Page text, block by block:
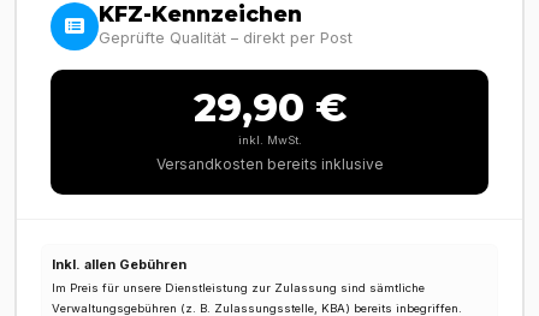
KFZ-Kennzeichen
Geprüfte Qualität – direkt per Post
29,90 €
inkl. MwSt.
Versandkosten bereits inklusive
Inkl. allen Gebühren
Im Preis für unsere Dienstleistung zur Zulassung sind sämtliche
Verwaltungsgebühren (z. B. Zulassungsstelle, KBA) bereits inbegriffen.